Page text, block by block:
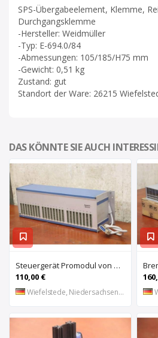
SPS-Übergabeelement, Klemme,
Durchgangsklemme
-Hersteller: Weidmüller
-Typ: E-694.0/84
-Abmessungen: 105/185/H75 mm
-Gewicht: 0,51 kg
Zustand: gut
Standort der Ware: 26215
DAS KÖNNTE SIE AUCH
Steuergerät Promodul von Schleicher Ilsemann – KEG 24-30 KCD 1
110,00 €
Wiefelstede, Niedersachsen, DE